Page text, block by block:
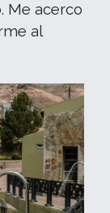
Me acerco
al